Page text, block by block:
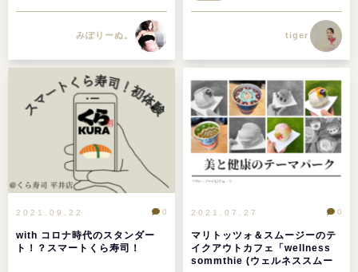
みぽりーぬ。 tiger
2021.09.22
with コロナ時代のスタンダー
ト！？スマートくら寿司！
0 2021.07.27
マリトッツォ＆スムージーのテ
イクアウトカフェ「wellness
sommthie (ウェルネススムー
0